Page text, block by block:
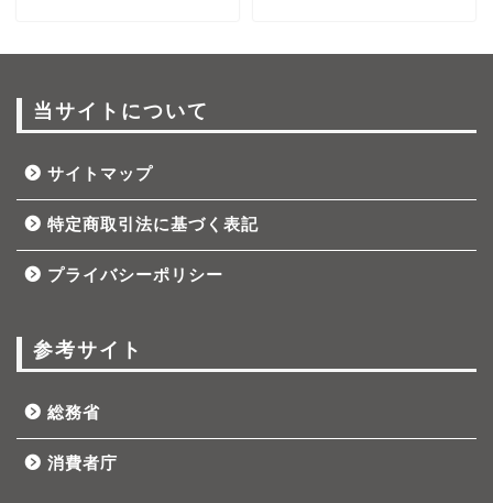
当サイトについて
サイトマップ
特定商取引法に基づく表記
プライバシーポリシー
参考サイト
総務省
消費者庁